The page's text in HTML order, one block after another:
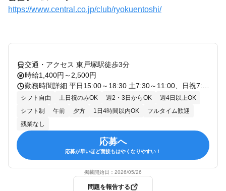
https://www.central.co.jp/club/ryokuentoshi/
交通・アクセス 東戸塚駅徒歩3分
時給1,400円～2,500円
シフト自由 土日祝のみOK 週2・3日からOK
週4日以上OK
シフト制
午前 夕方 1日4時間以内OK
フルタイム歓迎
残業なし
応募へ
応募が早いほど面接もはやくなりやすい！
掲載開始日： 2026/05/26
問題を報告する